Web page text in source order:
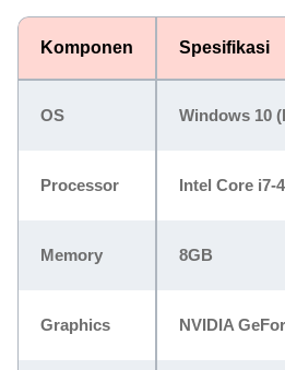
Komponen Spesifikasi
OS Windows 10
Processor Intel Core i7-
Memory 8GB
Graphics NVIDIA